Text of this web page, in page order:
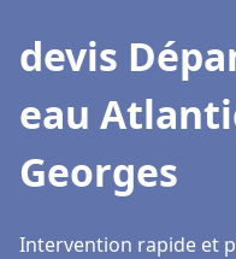
devis
eau
Georges
Intervention rapide et